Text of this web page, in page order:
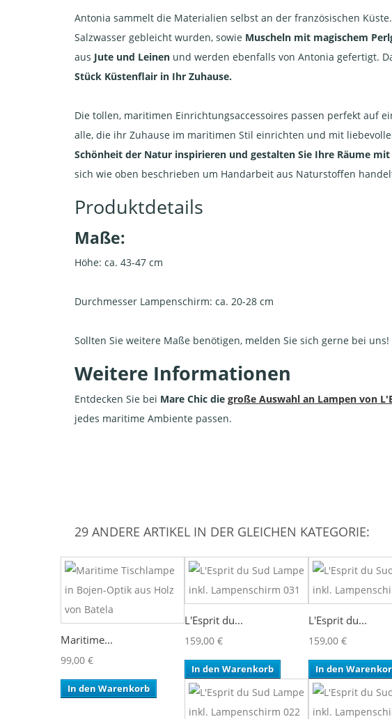
Antonia sammelt die Materialien selbst an der französischen Küste.
Salzwasser gebleicht wurden, sowie Muscheln mit magischem
aus Jute und Leinen und werden ebenfalls von Antonia gefertigt.
Stück Küstenflair in Ihr Zuhause.
Die tollen, maritimen Einrichtungsaccessoires passen perfekt auf
alle, die ihr Zuhause im maritimen Stil einrichten und mit
Schönheit der Natur inspirieren und gestalten Sie Ihre Räume
sich wie oben beschrieben um Handarbeit aus Naturstoffen
Produktdetails
Maße:
Höhe: ca. 43-47 cm
Durchmesser Lampenschirm: ca. 20-28 cm
Sollten Sie weitere Maße benötigen, melden Sie sich gerne bei uns!
Weitere Informationen
Entdecken Sie bei Mare Chic die große Auswahl an Lampen von
jedes maritime Ambiente passen.
29 ANDERE ARTIKEL IN DER GLEICHEN KATEGORIE:
Maritime...
99,00 €
In den Warenkorb
L'Esprit du...
159,00 €
In den Warenkorb
L'Esprit du...
159,00 €
In den